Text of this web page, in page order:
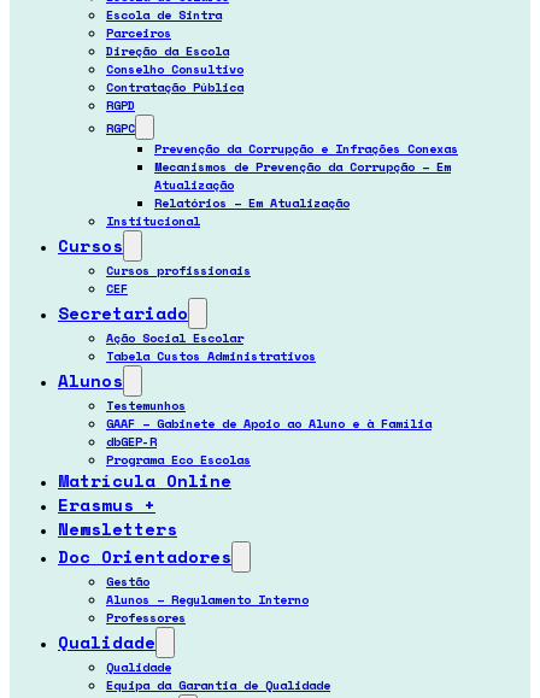
Escola de Sintra
Parceiros
Direção da Escola
Conselho Consultivo
Contratação Pública
RGPD
RGPC
Prevenção da Corrupção e Infrações Conexas
Mecanismos de Prevenção da Corrupção – Em
Atualização
Relatórios – Em Atualização
Institucional
Cursos
Cursos profissionais
CEF
Secretariado
Ação Social Escolar
Tabela Custos Administrativos
Alunos
Testemunhos
GAAF – Gabinete de Apoio ao Aluno e à Família
dbGEP-R
Programa Eco Escolas
Matrícula Online
Erasmus +
Newsletters
Doc Orientadores
Gestão
Alunos – Regulamento Interno
Professores
Qualidade
Qualidade
Equipa da Garantia de Qualidade